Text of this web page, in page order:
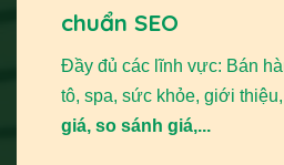
chuẩn SEO
Đầy đủ các lĩnh vực: Bán
tô, spa, sức khỏe, giới
giá, so sánh giá,...